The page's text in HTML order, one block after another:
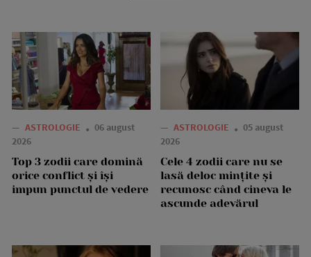
— ASTROLOGIE
06 august
2026
Top 3 zodii care domină
orice conflict și își
impun punctul de vedere
— ASTROLOGIE
05 august
2026
Cele 4 zodii care nu se
lasă deloc mințite și
recunosc când cineva le
ascunde adevărul